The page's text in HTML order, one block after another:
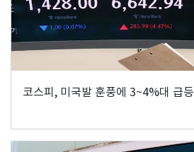
코스피, 미국발 훈풍에 3~4%대 급등